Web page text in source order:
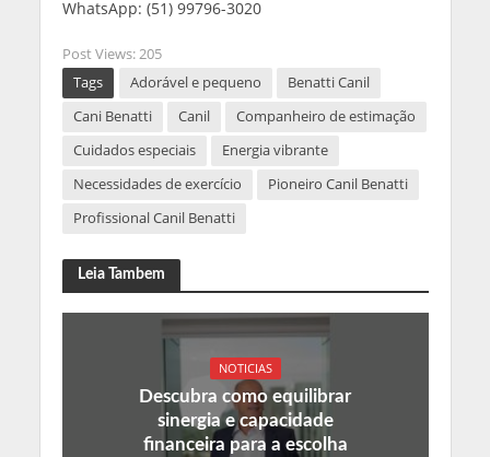
WhatsApp: (51) 99796-3020
Post Views: 205
Tags
Adorável e pequeno
Benatti Canil
Cani Benatti
Canil
Companheiro de estimação
Cuidados especiais
Energia vibrante
Necessidades de exercício
Pioneiro Canil Benatti
Profissional Canil Benatti
Leia Tambem
NOTICIAS
Descubra como equilibrar
sinergia e capacidade
financeira para a escolha